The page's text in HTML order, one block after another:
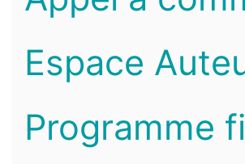
Espace
Programme